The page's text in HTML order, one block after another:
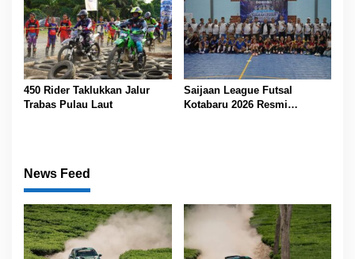
450 Rider Taklukkan Jalur
Trabas Pulau Laut
Saijaan League Futsal
Kotabaru 2026 Resmi
News Feed